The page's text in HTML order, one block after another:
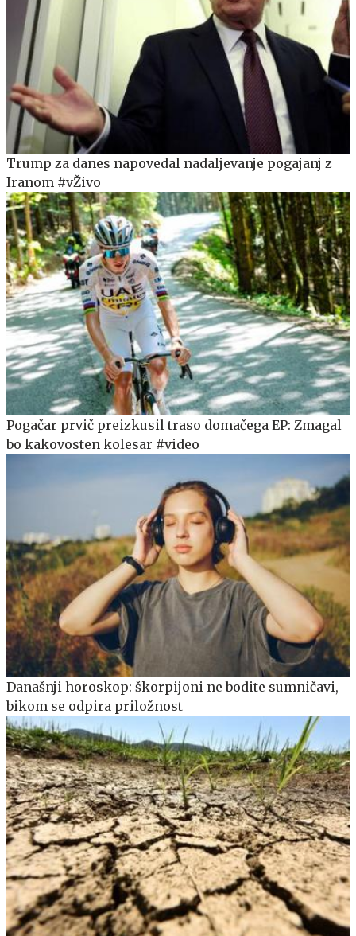
Trump za danes napovedal nadaljevanje pogajanj z
Iranom #vŽivo
Pogačar prvič preizkusil traso domačega EP: Zmagal
bo kakovosten kolesar #video
Današnji horoskop: škorpijoni ne bodite sumničavi,
bikom se odpira priložnost